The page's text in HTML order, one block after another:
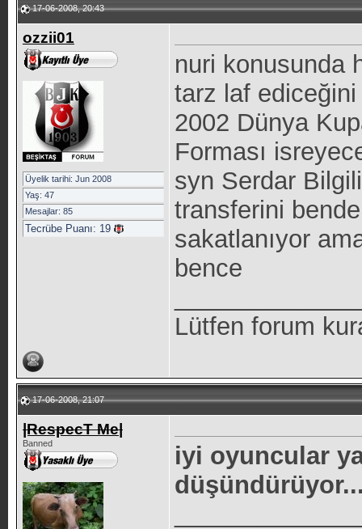
17-06-2008, 20:43
ozzii01
Üyelik tarihi: Jun 2008
Yaş: 47
Mesajlar: 85
Tecrübe Puanı: 19
nuri konusunda
tarz laf
2002 Dünya
Forması
syn Serdar
transferini
sakatlanıyor
bence
Lütfen forum
17-06-2008, 21:07
|RespecT Me|
Banned
iyi oyuncular